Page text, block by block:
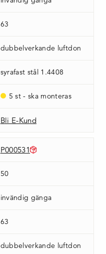
63
dubbelverkande luftdon
syrafast stål 1.4408
5 st - ska monteras
Bli E-Kund
P000531
50
invändig gänga
63
dubbelverkande luftdon